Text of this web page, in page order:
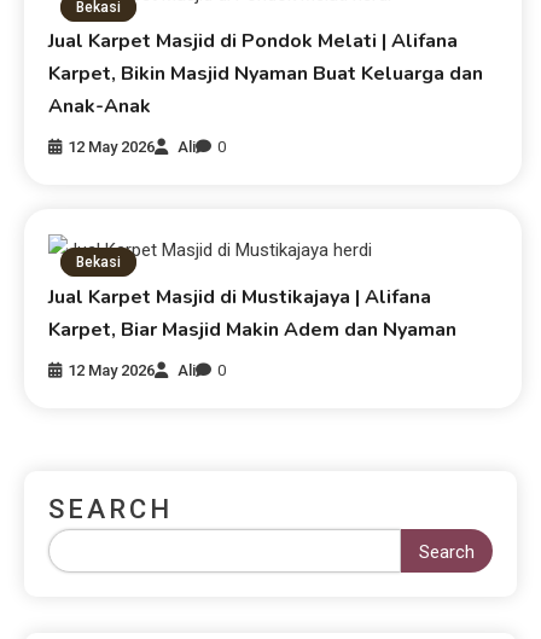
Bekasi
Jual Karpet Masjid di Pondok Melati | Alifana
Karpet, Bikin Masjid Nyaman Buat Keluarga dan
Anak-Anak
12 May 2026 Ali 0
Bekasi
Jual Karpet Masjid di Mustikajaya | Alifana
Karpet, Biar Masjid Makin Adem dan Nyaman
12 May 2026 Ali 0
SEARCH
Search